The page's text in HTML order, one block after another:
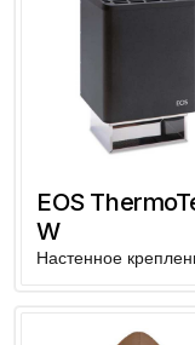
EOS
W
Настенное